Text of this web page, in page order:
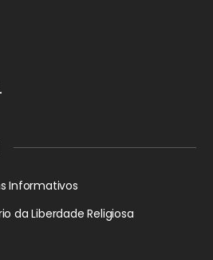
Informativos
da Liberdade Religiosa